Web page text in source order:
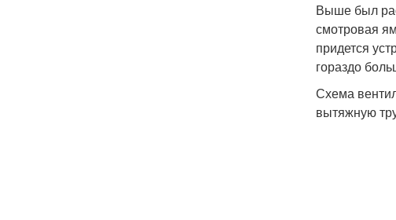
Выше был
смотровая
придется
гораздо
Схема
вытяжную